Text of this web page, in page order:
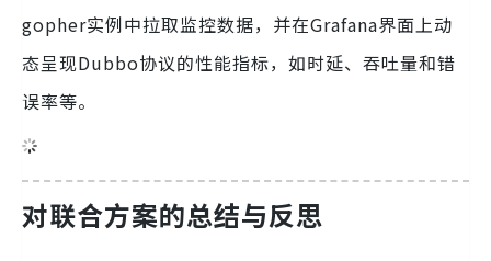
gopher实例中拉取监控数据，并在Grafana界面上动
态呈现Dubbo协议的性能指标，如时延、吞吐量和错
误率等。
对联合方案的总结与反思